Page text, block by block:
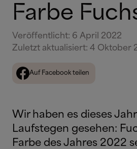
Farbe
Veröffentlicht: 6 April 2022
Zuletzt aktualisiert: 4 Oktober
Auf Facebook teilen
Wir haben es dieses
Laufstegen gesehen:
Farbe des Jahres 2022